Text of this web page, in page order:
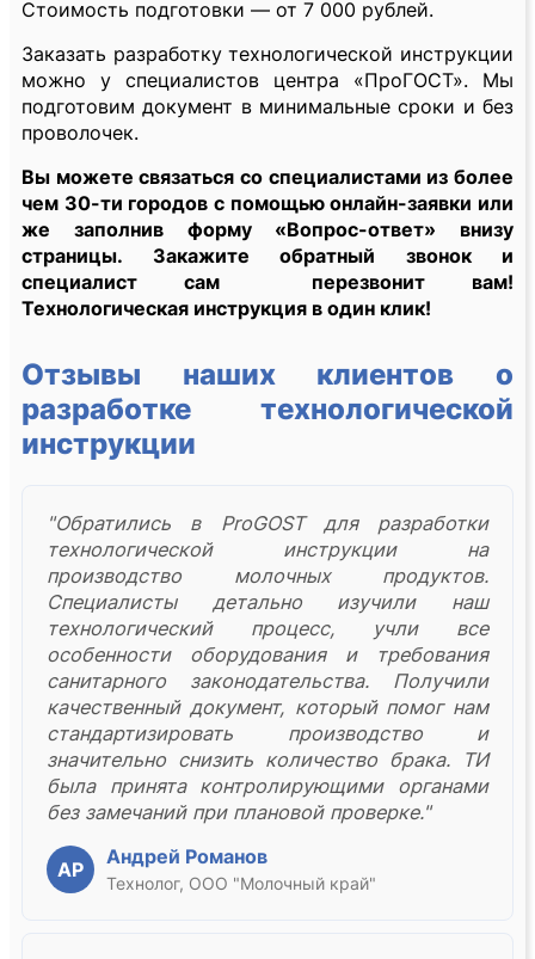
Стоимость подготовки — от 7 000 рублей.
Заказать разработку технологической инструкции
можно у специалистов центра «ПроГОСТ». Мы
подготовим документ в минимальные сроки и без
проволочек.
Вы можете связаться со специалистами из более
чем 30-ти городов с помощью онлайн-заявки или
же заполнив форму «Вопрос-ответ» внизу
страницы. Закажите обратный звонок и
специалист сам перезвонит вам!
Технологическая инструкция в один клик!
Отзывы наших клиентов о
разработке технологической
инструкции
"Обратились в ProGOST для разработки
технологической инструкции на
производство молочных продуктов.
Специалисты детально изучили наш
технологический процесс, учли все
особенности оборудования и требования
санитарного законодательства. Получили
качественный документ, который помог нам
стандартизировать производство и
значительно снизить количество брака. ТИ
была принята контролирующими органами
без замечаний при плановой проверке."
АР
Андрей Романов
Технолог, ООО "Молочный край"